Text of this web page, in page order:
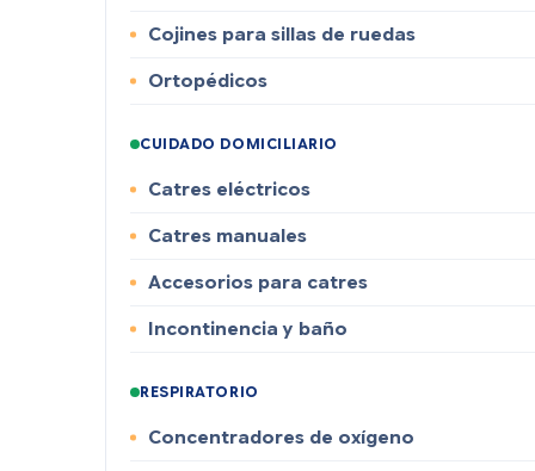
Cojines para sillas de ruedas
Ortopédicos
CUIDADO DOMICILIARIO
Catres eléctricos
Catres manuales
Accesorios para catres
Incontinencia y baño
RESPIRATORIO
Concentradores de oxígeno